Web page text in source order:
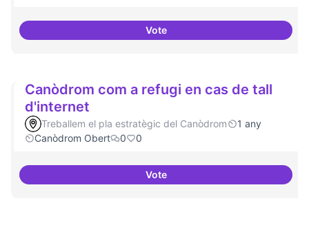
VoteCanòdrom com a espai de
Canòdrom com a refugi en cas de tall
d'internet
Treballem el pla estratègic del Canòdrom
1 any
Canòdrom Obert
0 0
VoteCanòdrom com a refugi en cas